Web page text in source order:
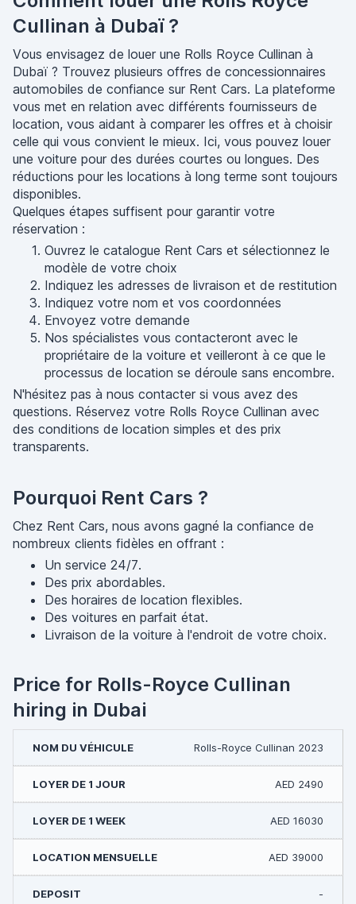
Cullinan à Dubaï ?
Vous envisagez de louer une Rolls Royce Cullinan à
Dubaï ? Trouvez plusieurs offres de concessionnaires
automobiles de confiance sur Rent Cars. La plateforme
vous met en relation avec différents fournisseurs de
location, vous aidant à comparer les offres et à choisir
celle qui vous convient le mieux. Ici, vous pouvez louer
une voiture pour des durées courtes ou longues. Des
réductions pour les locations à long terme sont toujours
disponibles.
Quelques étapes suffisent pour garantir votre
réservation :
Ouvrez le catalogue Rent Cars et sélectionnez le
modèle de votre choix
Indiquez les adresses de livraison et de restitution
Indiquez votre nom et vos coordonnées
Envoyez votre demande
Nos spécialistes vous contacteront avec le
propriétaire de la voiture et veilleront à ce que le
processus de location se déroule sans encombre.
N'hésitez pas à nous contacter si vous avez des
questions. Réservez votre Rolls Royce Cullinan avec
des conditions de location simples et des prix
transparents.
Pourquoi Rent Cars ?
Chez Rent Cars, nous avons gagné la confiance de
nombreux clients fidèles en offrant :
Un service 24/7.
Des prix abordables.
Des horaires de location flexibles.
Des voitures en parfait état.
Livraison de la voiture à l'endroit de votre choix.
Price for Rolls-Royce Cullinan
hiring in Dubai
Rolls-Royce Cullinan 2023
AED 2490
AED 16030
AED 39000
-